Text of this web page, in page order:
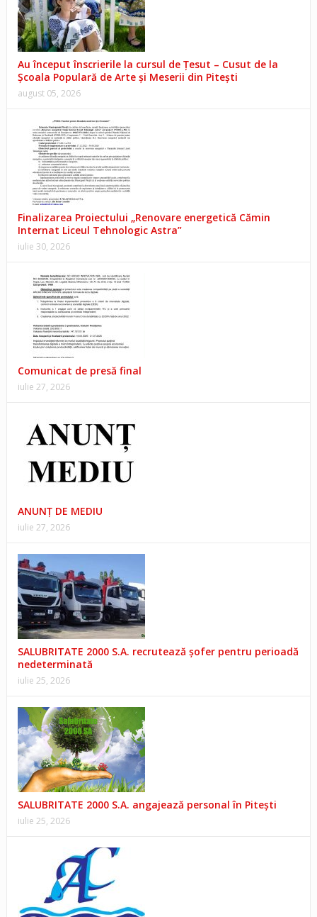
Au început înscrierile la cursul de Țesut – Cusut de la
Școala Populară de Arte și Meserii din Pitești
august 05, 2026
Finalizarea Proiectului „Renovare energetică Cămin
Internat Liceul Tehnologic Astra”
iulie 30, 2026
Comunicat de presă final
iulie 27, 2026
ANUNŢ DE MEDIU
iulie 27, 2026
SALUBRITATE 2000 S.A. recrutează șofer pentru perioadă
nedeterminată
iulie 25, 2026
SALUBRITATE 2000 S.A. angajează personal în Pitești
iulie 25, 2026